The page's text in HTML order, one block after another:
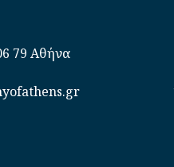
79 Αθήνα